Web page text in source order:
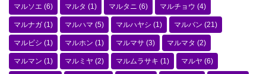
マルソエ (6) マルタ (1) マルタニ (6) マルチョウ (4)
マルナガ (1) マルハマ (5) マルハヤシ (1) マルバン (21)
マルビシ (1) マルホン (1) マルマサ (3) マルマタ (2)
マルマン (1) マルミヤ (2) マルムラサキ (1) マルヤ (6)